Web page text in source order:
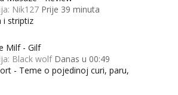
Nik127 Prije 39 minuta
i striptiz
Milf - Gilf
Black wolf Danas u 00:49
- Teme o pojedinoj curi, paru,